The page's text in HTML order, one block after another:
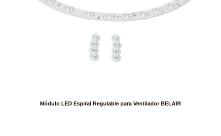
Módulo LED Espiral Regulable para Ventilador BELAIR